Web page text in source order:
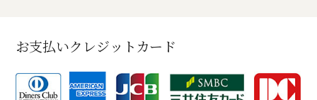
お支払いクレジットカード